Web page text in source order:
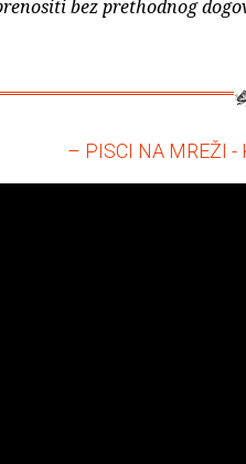
bez prethodnog
– PISCI NA MREŽI -